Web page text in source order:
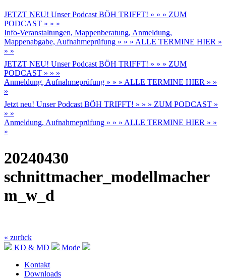
JETZT NEU! Unser Podcast BÖH TRIFFT! » » » ZUM
PODCAST » » »
Info-Veranstaltungen, Mappenberatung, Anmeldung,
Mappenabgabe, Aufnahmeprüfung » » » ALLE TERMINE HIER »
» »
JETZT NEU! Unser Podcast BÖH TRIFFT! » » » ZUM
PODCAST » » »
Anmeldung, Aufnahmeprüfung » » » ALLE TERMINE HIER » »
»
Jetzt neu! Unser Podcast BÖH TRIFFT! » » » ZUM PODCAST »
» »
Anmeldung, Aufnahmeprüfung » » » ALLE TERMINE HIER » »
»
20240430
schnittmacher_modellmacher
m_w_d
« zurück
KD & MD
Mode
Kontakt
Downloads